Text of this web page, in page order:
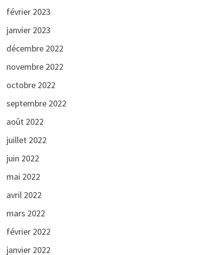
février 2023
janvier 2023
décembre 2022
novembre 2022
octobre 2022
septembre 2022
août 2022
juillet 2022
juin 2022
mai 2022
avril 2022
mars 2022
février 2022
janvier 2022